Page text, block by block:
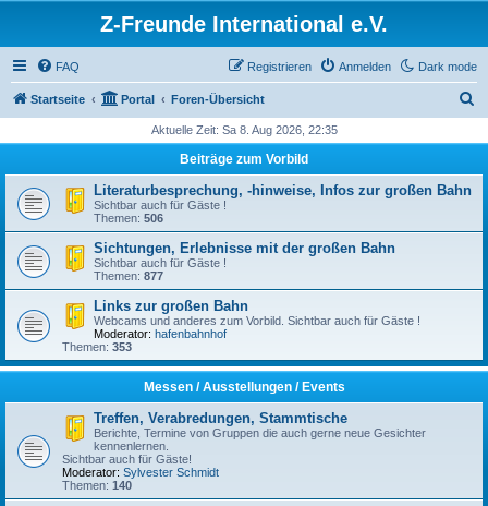
Z-Freunde International e.V.
Dark mode
FAQ Anmelden
Registrieren
Startseite Portal Foren-Übersicht
h
Aktuelle Zeit: Sa 8. Aug 2026, 22:35
Beiträge zum Vorbild
Literaturbesprechung, -hinweise, Infos zur großen Bahn
Sichtbar auch für Gäste !
Themen: 506
Sichtungen, Erlebnisse mit der großen Bahn
Sichtbar auch für Gäste !
Themen: 877
Links zur großen Bahn
Webcams und anderes zum Vorbild. Sichtbar auch für Gäste !
Moderator: hafenbahnhof
Themen: 353
Messen / Ausstellungen / Events
Treffen, Verabredungen, Stammtische
Berichte, Termine von Gruppen die auch gerne neue Gesichter
kennenlernen.
Sichtbar auch für Gäste!
Moderator: Sylvester Schmidt
Themen: 140